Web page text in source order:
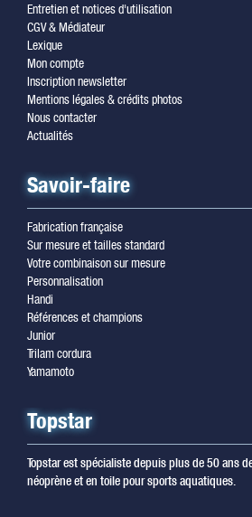
Entretien et notices d'utilisation
CGV & Médiateur
Lexique
Mon compte
Inscription newsletter
Mentions légales & crédits photos
Nous contacter
Actualités
Savoir-faire
Fabrication française
Sur mesure et tailles standard
Votre combinaison sur mesure
Personnalisation
Handi
Références et champions
Junior
Trilam cordura
Yamamoto
Topstar
Topstar est spécialiste depuis plus de 50 ans
néoprène et en toile pour sports aquatiques.